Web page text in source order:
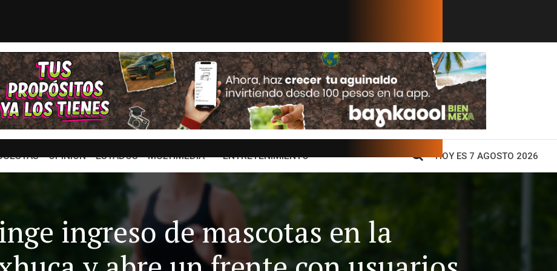
del hartazgo Luis Cárdenas se despide de MVS Noticias tras consol... Estudios de
OPINION ESTADOS MULTIMEDIA ENTRETENIMIENTO HOY ES 7 AGOSTO 2026
ingreso de mascotas en la